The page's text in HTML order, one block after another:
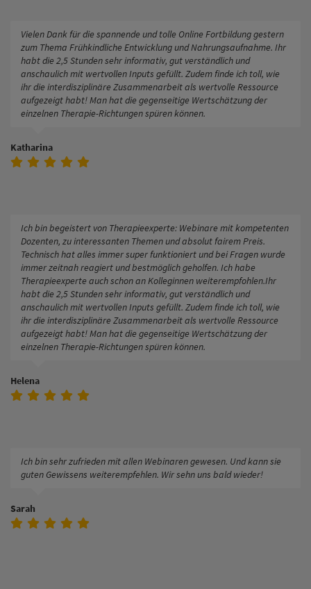
Vielen Dank für die spannende und tolle Online Fortbildung gestern
zum Thema Frühkindliche Entwicklung und Nahrungsaufnahme. Ihr
habt die 2,5 Stunden sehr informativ, gut verständlich und
anschaulich mit wertvollen Inputs gefüllt. Zudem finde ich toll, wie
ihr die interdisziplinäre Zusammenarbeit als wertvolle Ressource
aufgezeigt habt! Man hat die gegenseitige Wertschätzung der
einzelnen Therapie-Richtungen spüren können.
Katharina
Ich bin begeistert von Therapieexperte: Webinare mit kompetenten
Dozenten, zu interessanten Themen und absolut fairem Preis.
Technisch hat alles immer super funktioniert und bei Fragen wurde
immer zeitnah reagiert und bestmöglich geholfen. Ich habe
Therapieexperte auch schon an Kolleginnen weiterempfohlen.Ihr
habt die 2,5 Stunden sehr informativ, gut verständlich und
anschaulich mit wertvollen Inputs gefüllt. Zudem finde ich toll, wie
ihr die interdisziplinäre Zusammenarbeit als wertvolle Ressource
aufgezeigt habt! Man hat die gegenseitige Wertschätzung der
einzelnen Therapie-Richtungen spüren können.
Helena
Ich bin sehr zufrieden mit allen Webinaren gewesen. Und kann sie
guten Gewissens weiterempfehlen. Wir sehn uns bald wieder!
Sarah